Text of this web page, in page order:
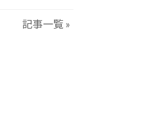
記事一覧 »